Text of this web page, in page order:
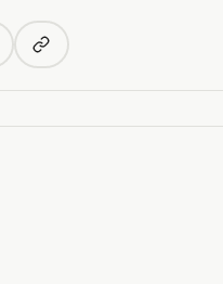
Copy link